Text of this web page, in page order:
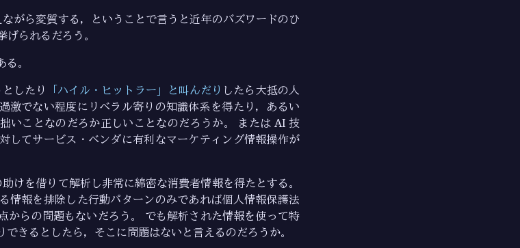
ながら変質する，ということで言うと近年のバズワードのひ
られるだろう。
。
したり
「ハイル・ヒットラー」と叫んだり したら大抵の人
激でない程度にリベラル寄りの知識体系を得たり，あるい
いことなのだろか正しいことなのだろうか。 または AI 技
してサービス・ベンダに有利なマーケティング情報操作が
けを借りて解析し非常に綿密な消費者情報を得たとする。
情報を排除した行動パターンのみであれば個人情報保護法
からの問題もないだろう。 でも解析された情報を使って特
きるとしたら，そこに問題はないと言えるのだろうか。